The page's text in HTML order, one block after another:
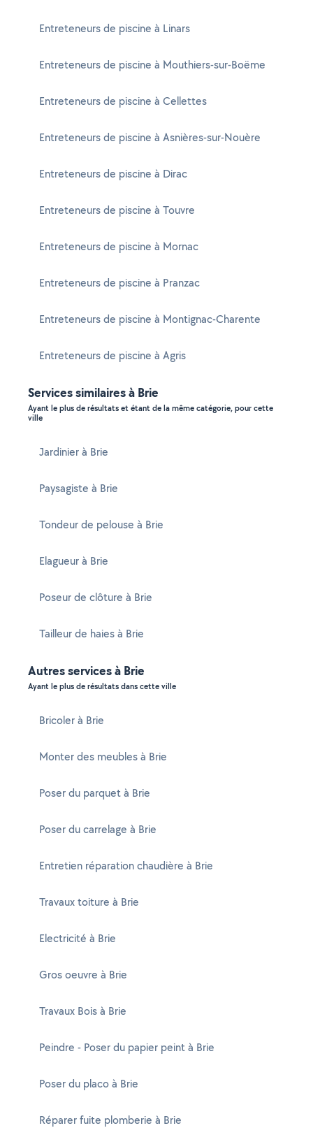
Entreteneurs de piscine à Linars
Entreteneurs de piscine à Mouthiers-sur-Boëme
Entreteneurs de piscine à Cellettes
Entreteneurs de piscine à Asnières-sur-Nouère
Entreteneurs de piscine à Dirac
Entreteneurs de piscine à Touvre
Entreteneurs de piscine à Mornac
Entreteneurs de piscine à Pranzac
Entreteneurs de piscine à Montignac-Charente
Entreteneurs de piscine à Agris
Services similaires à Brie
Ayant le plus de résultats et étant de la même catégorie, pour cette
ville
Jardinier à Brie
Paysagiste à Brie
Tondeur de pelouse à Brie
Elagueur à Brie
Poseur de clôture à Brie
Tailleur de haies à Brie
Autres services à Brie
Ayant le plus de résultats dans cette ville
Bricoler à Brie
Monter des meubles à Brie
Poser du parquet à Brie
Poser du carrelage à Brie
Entretien réparation chaudière à Brie
Travaux toiture à Brie
Electricité à Brie
Gros oeuvre à Brie
Travaux Bois à Brie
Peindre - Poser du papier peint à Brie
Poser du placo à Brie
Réparer fuite plomberie à Brie